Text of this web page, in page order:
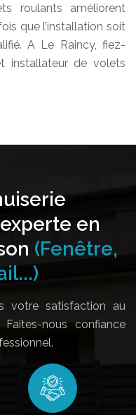
roulants améliorent
que l’installation soit
A Le Raincy, fiez-
installateur de volets
en
(Fenêtre,
votre satisfaction au
nous confiance